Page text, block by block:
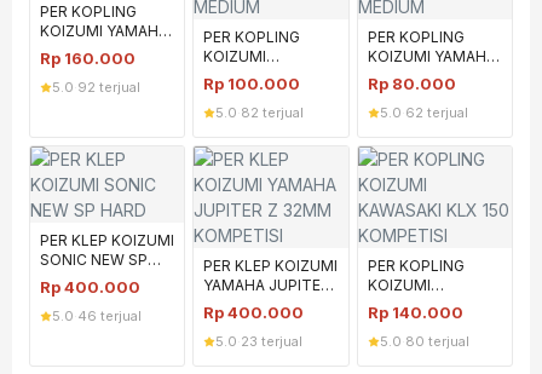
PER KOPLING
KOIZUMI YAMAHA
MXKING HARD
Rp 160.000
5.0 92 terjual
PER KOPLING
KOIZUMI
KAWASAKI KLX150
MEDIUM
Rp 100.000
5.0 82 terjual
PER KOPLING
KOIZUMI YAMAHA
JUPITER Z
MEDIUM
Rp 80.000
5.0 62 terjual
PER KLEP KOIZUMI
SONIC NEW SP
HARD
Rp400.000
5.0 46 terjual
PER KLEP KOIZUMI
YAMAHA JUPITER
Z 32MM
KOMPETISI
Rp400.000
5.0 23 terjual
PER KOPLING
KOIZUMI
KAWASAKI KLX 150
KOMPETISI
Rp 140.000
5.0 80 terjual